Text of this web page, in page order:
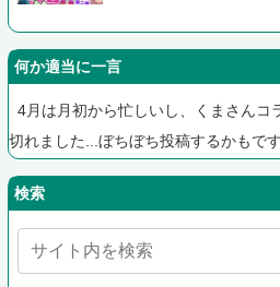
何か適当に一言
4月は月初から忙しいし、くまさんコ
切れました...ぼちぼち投稿するかもです
検索